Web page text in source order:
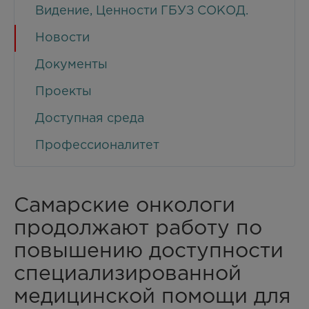
Видение, Ценности ГБУЗ СОКОД.
Новости
Документы
Проекты
Доступная среда
Профессионалитет
Самарские онкологи
продолжают работу по
повышению доступности
специализированной
медицинской помощи для